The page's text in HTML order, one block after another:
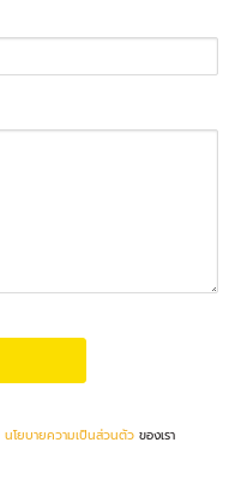
นโยบายความเป็นส่วนตัวของเรา